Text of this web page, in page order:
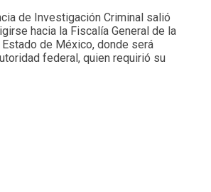
de Investigación Criminal salió
hacia la Fiscalía General de la
Estado de México, donde será
federal, quien requirió su